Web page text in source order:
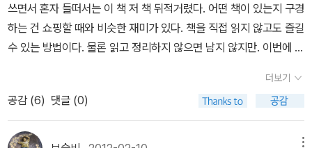
데요.^^ 마녀-- 강풀의 마녀, 웹툰으로 연재가 끝났는지 이
책도 세트로 나왔습니다. 광고 보고 세트 나온 걸 알았습니다만, 연재
시에 앞부분 봤는지 모르겠네요. 2666-- 알라딘 서재에서
평가가 좋아서 읽어볼까 했습니다만, 아직 각권 판매는 없나봅니다.
처음 소개보고, 책이 고가라고 생각했는데, 여러권 세트더라구요.;;
고 있어서 박스로 나오나봅니다. 기억이 맞다면, 여러번 나오는 책도
때문에 눈' 근육에 영향을 주지 않는다. 미소 짓는 척 할 뿐이다. 그러
니깐 모나리자는 미소 짓는 척하는 푸시캣 리사'다. 여기에 푸시캣 리
사 부인은 전형적인 오른손잡이'일 확률이 높다. 오른손잡이의 경우,
이를 뒷받침하는 증거는 또 있다. 좌뇌사용자/오른손잡이'는 손깍지
를 하거나 팔짱을 낄 때 오른손 엄지와 오른팔이 위로 올라간다. 그림
속 손의 위치를 보면 그녀의 오른손은 왼손 위에 올려져 있다. 이 사실
만 보더라도 그녀는 지독한 좌뇌 사용자'라는 계산이 나온다. 누군가
게 될 책이 많아지겠지. 아, 그런데 또 책이 쌓여가고 있어. 읽지 못한
책을 쳐다보고 있으면 그 모든 책을 한꺼번에 다 읽고 싶은데 그게 안
돼. 더구나 요즘은 나날이 책 읽는 속도가 느려지고 있어서 ....정말 책
읽는 것 외에는 할 줄 아는 것도 없는 바보에 게으름뱅이가 되어가고
쓰면서 혼자 들떠서는 이 책 저 책 뒤적거렸다. 어떤 책이 있는지 구경
하는 건 쇼핑할 때와 비슷한 재미가 있다. 책을 직접 읽지 않고도 즐길
수 있는 방법이다. 물론 읽고 정리하지 않으면 남지 않지만. 이번에 살
뤼팽의 마지막 사랑] 셜록 홈즈는 저작권이 풀린 뒤로 원작자인 코
난 도일이 아닌 다른 작가들의 저작이 나오고 있다. 뤼팽 이름을 단 신
간이 나왔길래 그런 건가 했는데, 모리스 르블랑이쓴 미공개 유작 원
고가 발견된 거라고 한다. 뤼팽 시리즈의 진짜 마지막 권인 셈이다.
더보기
공감 (6) 댓글 (0)